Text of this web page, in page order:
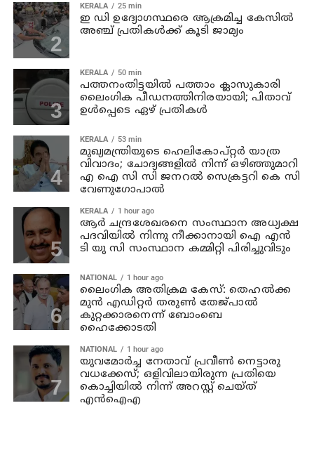
KERALA 25 min
ഇ ഡി ഉദ്യോഗസ്ഥരെ ആക്രമിച്ച കേസില്‍
അഞ്ച് പ്രതികള്‍ക്ക് കൂടി ജാമ്യം
KERALA 50 min
പത്തനംതിട്ടയില്‍ പത്താം ക്ലാസുകാരി
ലൈംഗിക പീഡനത്തിനിരയായി; പിതാവ്
ഉള്‍പ്പെടെ ഏഴ് പ്രതികള്‍
KERALA 53 min
മുഖ്യമന്ത്രിയുടെ ഹെലികോപ്റ്റർ യാത്ര
വിവാദം; ചോദ്യങ്ങളിൽ നിന്ന് ഒഴിഞ്ഞുമാറി
എ ഐ സി സി ജനറൽ സെക്രട്ടറി കെ സി
വേണുഗോപാൽ
KERALA 1 hour ago
ആര്‍ ചന്ദ്രശേഖരനെ സംസ്ഥാന അധ്യക്ഷ
പദവിയില്‍ നിന്നു നീക്കാനായി ഐ എന്‍
ടി യു സി സംസ്ഥാന കമ്മിറ്റി പിരിച്ചുവിടും
NATIONAL 1 hour ago
ലൈംഗിക അതിക്രമ കേസ്: തെഹൽക്ക
മുൻ എഡിറ്റർ തരുൺ തേജ്പാൽ
കുറ്റക്കാരനെന്ന് ബോംബെ
ഹൈക്കോടതി
NATIONAL 1 hour ago
യുവമോര്‍ച്ച നേതാവ് പ്രവീണ്‍ നെട്ടാരു
വധക്കേസ്; ഒളിവിലായിരുന്ന പ്രതിയെ
കൊച്ചിയില്‍ നിന്ന് അറസ്റ്റ് ചെയ്ത്
എന്‍ഐഎ